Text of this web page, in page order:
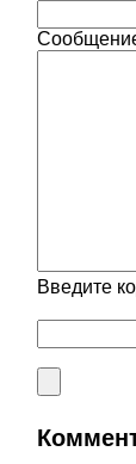
Введите